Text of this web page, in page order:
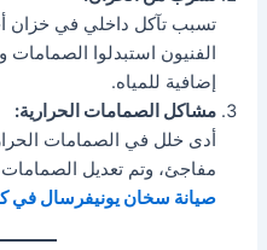
تسبب تآكل داخلي في خزان
الفنيون استبدلوا الصمامات
إضافية للمياه.
مشاكل الصمامات الحرارية:
أدى خلل في الصمامات
مفاجئ، وتم تعديل
صيانة سخان يونيفرسال في